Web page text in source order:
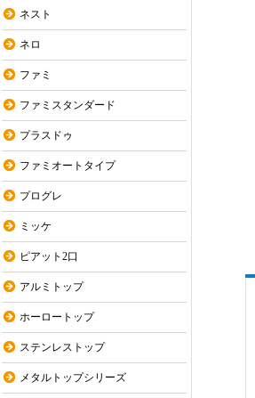
ネスト
ネロ
ファミ
ファミスタンダード
プラスドゥ
ファミオートタイプ
プログレ
ミッケ
ピアット2口
アルミトップ
ホーロートップ
ステンレストップ
メタルトップシリーズ